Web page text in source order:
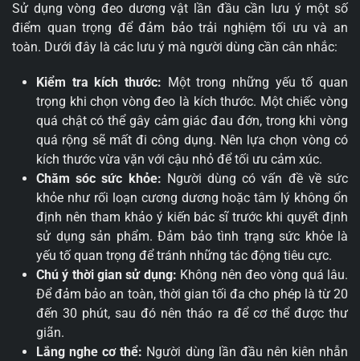
Sử dụng vòng đeo dương vật lần đầu cần lưu ý một số
điểm quan trọng để đảm bảo trải nghiệm tối ưu và an
toàn. Dưới đây là các lưu ý mà người dùng cần cân nhắc:
Kiểm tra kích thước: Một trong những yếu tố quan
trọng khi chọn vòng đeo là kích thước. Một chiếc vòng
quá chật có thể gây cảm giác đau đớn, trong khi vòng
quá rộng sẽ mất đi công dụng. Nên lựa chọn vòng có
kích thước vừa vặn với cậu nhỏ để tối ưu cảm xúc.
Chăm sóc sức khỏe: Người dùng có vấn đề về sức
khỏe như rối loạn cương dương hoặc tâm lý không ổn
định nên tham khảo ý kiến bác sĩ trước khi quyết định
sử dụng sản phẩm. Đảm bảo tình trạng sức khỏe là
yếu tố quan trọng để tránh những tác động tiêu cực.
Chú ý thời gian sử dụng: Không nên đeo vòng quá lâu.
Để đảm bảo an toàn, thời gian tối đa cho phép là từ 20
đến 30 phút, sau đó nên tháo ra để cơ thể được thư
giãn.
Lắng nghe cơ thể: Người dùng lần đầu nên kiên nhẫn